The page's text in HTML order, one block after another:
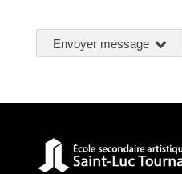
Envoyer message